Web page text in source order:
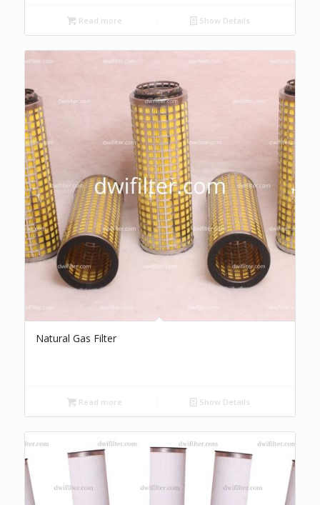
Read more Show Details
Natural Gas Filter
Read more Show Details